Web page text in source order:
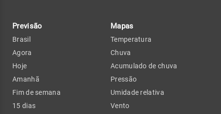
Previsão
Brasil
Agora
Hoje
Amanhã
Fim de semana
15 dias
Mapas
Temperatura
Chuva
Acumulado de chuva
Pressão
Umidade relativa
Vento